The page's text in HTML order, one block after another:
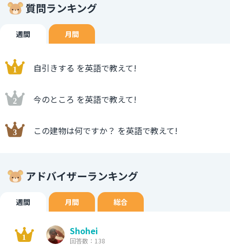
質問ランキング
週間 月間
自引きする を英語で教えて!
今のところ を英語で教えて!
この建物は何ですか？ を英語で教えて!
アドバイザーランキング
週間 月間 総合
Shohei
回答数：138